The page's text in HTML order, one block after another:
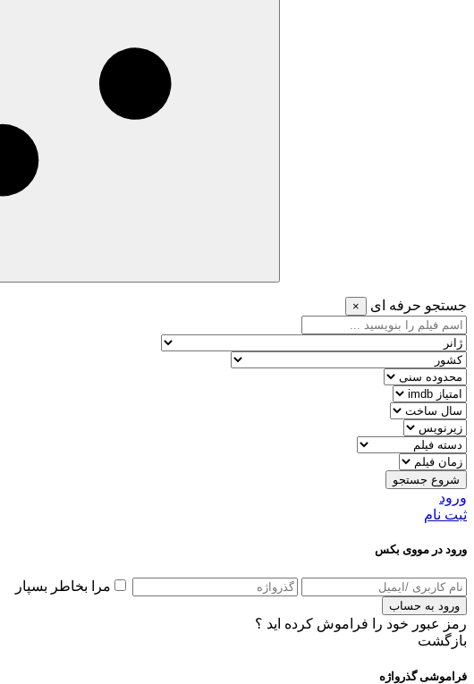
جستجو حرفه ای ×
شروع جستجو
ورود
ثبت نام
ورود در مووی بکس
مرا بخاطر بسپار
ورود به حساب
رمز عبور خود را فراموش کرده اید ؟
بازگشت
فراموشی گذرواژه